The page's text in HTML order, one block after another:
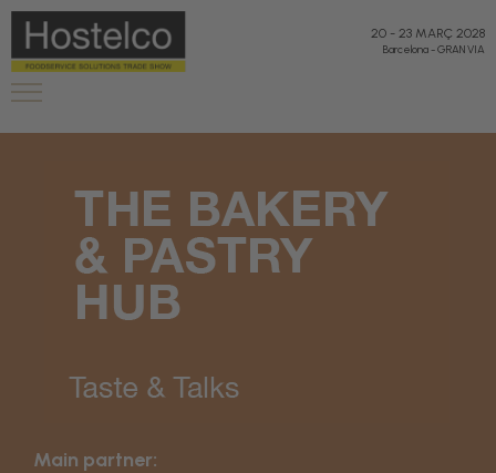
20 - 23 MARÇ 2028
Barcelona-GRAN VIA
Main partner: